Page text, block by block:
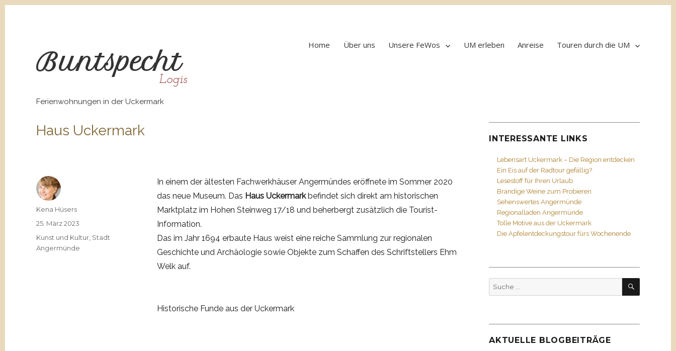
Buntspecht
Logis
Ferienwohnungen in der Uckermark
Home Über uns Unsere FeWos UM erleben Anreise Touren durch die UM
Haus Uckermark
In einem der ältesten Fachwerkhäuser Angermündes eröffnete im Sommer 2020
das neue Museum. Das Haus Uckermarkbefindet sich direkt am historischen
Marktplatz im Hohen Steinweg 17/18 und beherbergt zusätzlich die Tourist-
Information.
Das im Jahr 1694 erbaute Haus weist eine reiche Sammlung zur regionalen
Geschichte und Archäologie sowie Objekte zum Schaffen des Schriftstellers Ehm
Welk auf.
Historische Funde aus der Uckermark
Autor
Kena Hüsers
Veröffentlicht
am
25. März 2023
Kategorien
Kunst und Kultur, Stadt
Angermünde
INTERESSANTE LINKS
Lebensart Uckermark – Die Region entdecken
Ein Eis auf der Radtour gefällig?
Lesestoff für Ihren Urlaub
Brandige Weine zum Probieren
Sehenswertes Angermünde
Regionalladen Angermünde
Tolle Motive aus der Uckermark
Die Apfelentdeckungstour fürs Wochenende
Suche
nach:
SUCHEN
AKTUELLE BLOGBEITRÄGE